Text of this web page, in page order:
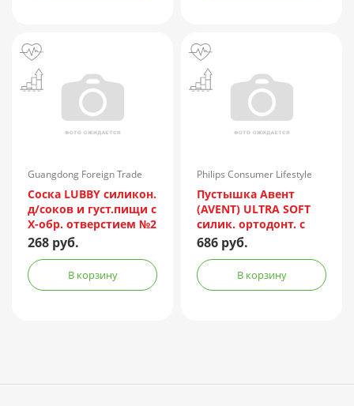
Guangdong Foreign Trade
Import & Export/Китай
Соска LUBBY силикон.
д/соков и густ.пищи c
X-обр. отверстием №2
(арт. 4664)
268 руб.
В корзину
Philips Consumer Lifestyle
B.V./Нидерланды
Пустышка Авент
(AVENT) ULTRA SOFT
силик. ортодонт. с
щитком-нагубником
кольцом-держ. (6-
18мес.) с фут. №1 (арт.
SCF092/04)
686 руб.
В корзину